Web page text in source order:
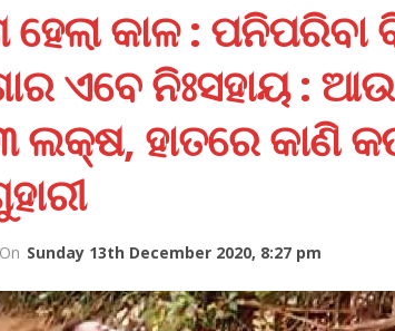
କାଳ : ପନିପରିବା
ଏବେ ନିଃସହାୟ :
ଲକ୍ଷ, ହାତରେ କାଣି
On Sunday 13th December 2020, 8:27 pm